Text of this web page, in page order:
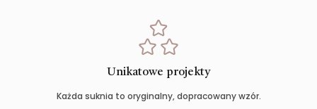
Unikatowe projekty
Każda suknia to oryginalny, dopracowany wzór.